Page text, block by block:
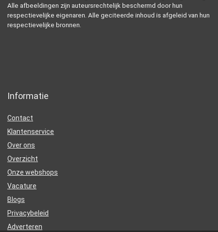
Alle afbeeldingen zijn auteursrechtelijk beschermd door hun
respectievelijke eigenaren. Alle geciteerde inhoud is afgeleid van hun
respectievelijke bronnen.
Informatie
Contact
Klantenservice
Over ons
Overzicht
Onze webshops
Vacature
Blogs
Privacybeleid
Adverteren